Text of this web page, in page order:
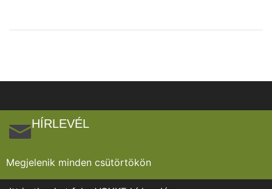
HÍRLEVÉL
Megjelenik minden csütörtökön